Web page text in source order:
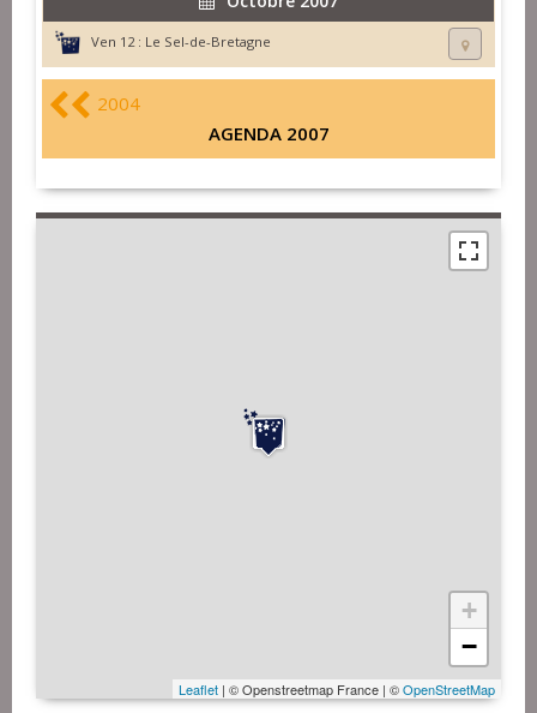
Ven 12 : Le Sel-de-Bretagne
2004
AGENDA 2007
+
−
Leaflet | © Openstreetmap France | ©OpenStreetMap